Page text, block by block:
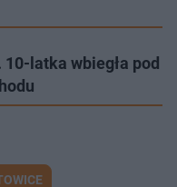
latka wbiegła pod